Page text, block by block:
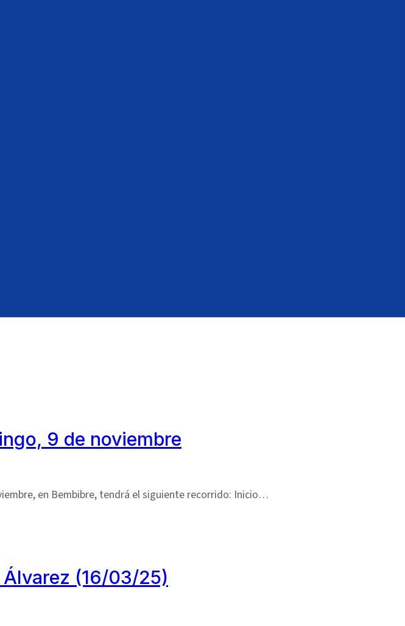
9 de noviembre
en Bembibre, tendrá el siguiente recorrido: Inicio…
(16/03/25)